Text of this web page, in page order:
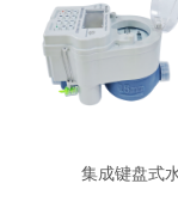
集成键盘式